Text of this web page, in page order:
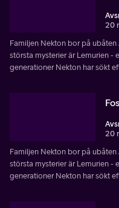
20
Familjen Nekton bor på ubåten
största mysterier är Lemurien -
generationer Nekton har sökt
20
Familjen Nekton bor på ubåten
största mysterier är Lemurien -
generationer Nekton har sökt